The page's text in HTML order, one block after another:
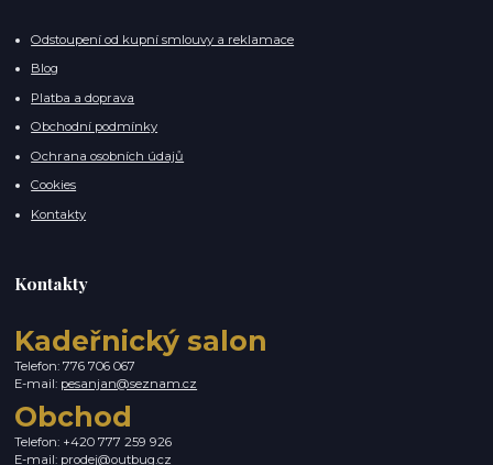
Odstoupení od kupní smlouvy a reklamace
Blog
Platba a doprava
Obchodní podmínky
Ochrana osobních údajů
Cookies
Kontakty
Kontakty
Kadeřnický salon
Telefon: 776 706 067
E-mail: pesanjan@seznam.cz
Obchod
Telefon: +420 777 259 926
E-mail: prodej@outbug.cz